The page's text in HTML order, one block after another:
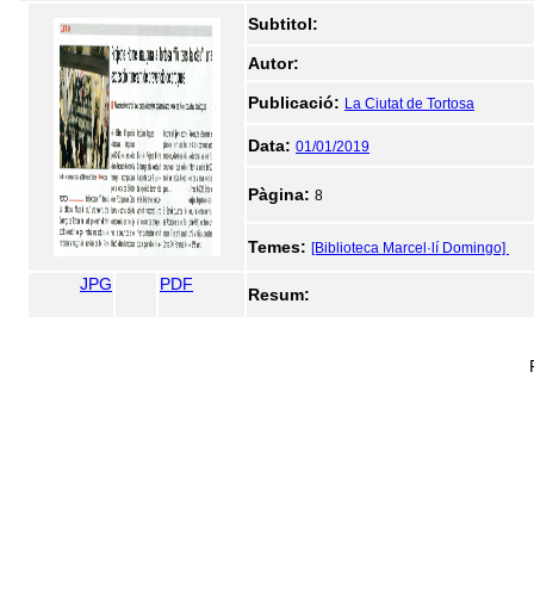
Subtitol:
Autor:
Publicació: La Ciutat de Tortosa
Data: 01/01/2019
Pàgina: 8
Temes: [Biblioteca Marcel·lí Domingo]
JPG PDF
Resum: